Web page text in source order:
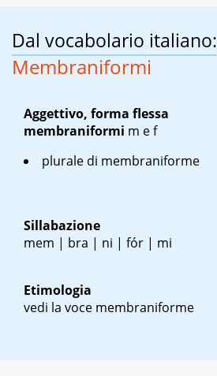
Dal vocabolario italiano:
Membraniformi
Aggettivo, forma flessa
membraniformi m ef
plurale di membraniforme
Sillabazione
mem | bra | ni | fór | mi
Etimologia
vedi la voce membraniforme